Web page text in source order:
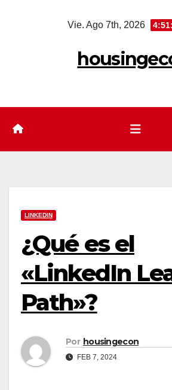
Vie. Ago 7th, 2026
LINKEDIN
¿Qué es el
«LinkedIn
Path»?
Por housingecon
FEB 7, 2024